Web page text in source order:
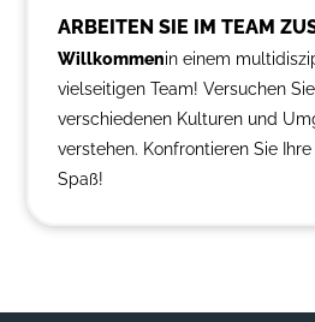
ARBEITEN SIE IM TEAM
‍Willkommenin einem
vielseitigen Team! Versuchen
verschiedenen Kulturen und
verstehen. Konfrontieren Sie
Spaß!